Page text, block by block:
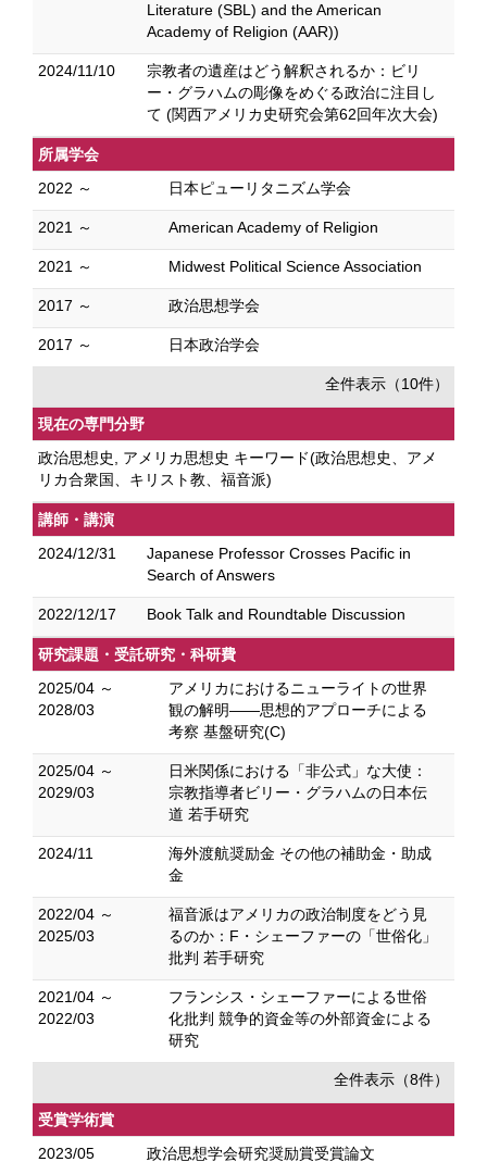
Literature (SBL) and the American
Academy of Religion (AAR))
2024/11/10
宗教者の遺産はどう解釈されるか：ビリ
ー・グラハムの彫像をめぐる政治に注目し
て (関西アメリカ史研究会第62回年次大会)
所属学会
2022 ～
日本ピューリタニズム学会
2021 ～ American Academy of Religion
2021 ～ Midwest Political Science Association
2017 ～ 政治思想学会
2017 ～ 日本政治学会
全件表示（10件）
現在の専門分野
政治思想史, アメリカ思想史 キーワード(政治思想史、アメ
リカ合衆国、キリスト教、福音派)
講師・講演
2024/12/31
Japanese Professor Crosses Pacific in
Search of Answers
2022/12/17 Book Talk and Roundtable Discussion
研究課題・受託研究・科研費
2025/04 ～
2028/03
アメリカにおけるニューライトの世界
観の解明――思想的アプローチによる
考察 基盤研究(C)
2025/04 ～
2029/03
日米関係における「非公式」な大使：
宗教指導者ビリー・グラハムの日本伝
道 若手研究
2024/11
海外渡航奨励金 その他の補助金・助成
金
2022/04 ～
2025/03
福音派はアメリカの政治制度をどう見
るのか：F・シェーファーの「世俗化」
批判 若手研究
2021/04 ～
2022/03
フランシス・シェーファーによる世俗
化批判 競争的資金等の外部資金による
研究
全件表示（8件）
受賞学術賞
2023/05
政治思想学会研究奨励賞受賞論文